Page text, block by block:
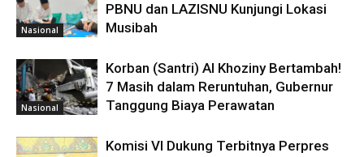
Nasional
PBNU dan LAZISNU Kunjungi Lokasi
Musibah
Nasional
Korban (Santri) Al Khoziny Bertambah!
7 Masih dalam Reruntuhan, Gubernur
Tanggung Biaya Perawatan
Komisi VI Dukung Terbitnya Perpres